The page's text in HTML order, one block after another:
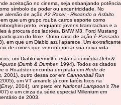
aceitação no cinema, seja esbanjando potência
símbolo de poder ou excentricidade. No
alemão de ação A2 Racer - Riscando o Asfalto
que um grupo rouba carros esporte como
preto, enquanto jovens tiram rachas e a
à procura dos ladrões. BMW M3, Ford Mustang
do filme. Outro caso de ação é Passado
em que um Diablo azul aparece. Um ex-traficante
de crimes que vem infernizar sua nova vida.
um Diablo vermelho está na comédia Debi &
(Dumb & Dumber, 1994). Todos os citados
o Roadster encontra um prata em Rede de
, 2001), outro dessa cor em Cannonball Run
um VT amarelo já com faróis fixos na
(Envy, 2004), um preto em National Lampoon's The
e um cinza da série especial Millenium em
de 2003.